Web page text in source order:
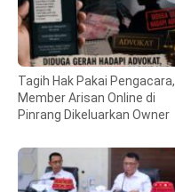
Tagih Hak Pakai Pengacara,
Member Arisan Online di
Pinrang Dikeluarkan Owner